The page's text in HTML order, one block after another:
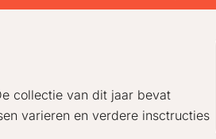
collectie van dit jaar bevat
varieren en verdere insctructies